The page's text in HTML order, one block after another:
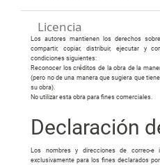
Licencia
Los autores mantienen los derechos
compartir, copiar, distribuir, ejecutar y
condiciones siguientes:
Reconocer los créditos de la obra de la
(pero no de una manera que sugiera que
su obra).
No utilizar esta obra para fines comerciales.
Declaración
Los nombres y direcciones de correo-
exclusivamente para los fines declarados